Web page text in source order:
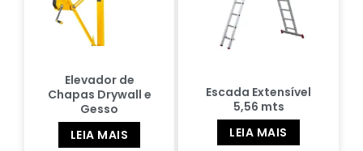
Elevador de
Chapas Drywall e
Gesso
LEIA MAIS
Escada Extensível
5,56 mts
LEIA MAIS